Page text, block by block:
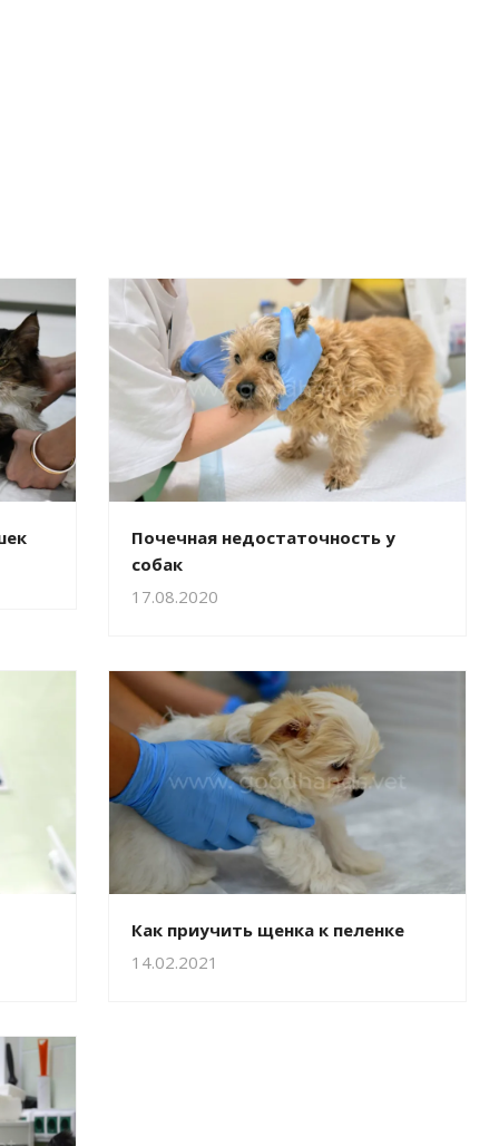
Почечная недостаточность у
собак
17.08.2020
Как приучить щенка к пеленке
14.02.2021